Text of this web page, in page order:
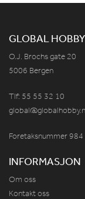
GLOBAL
O.J. Brochs gate 20
5006 Bergen
Tlf: 55 55 32 10
Foretaksnummer 984
INFORMASJON
Om oss
Kontakt oss